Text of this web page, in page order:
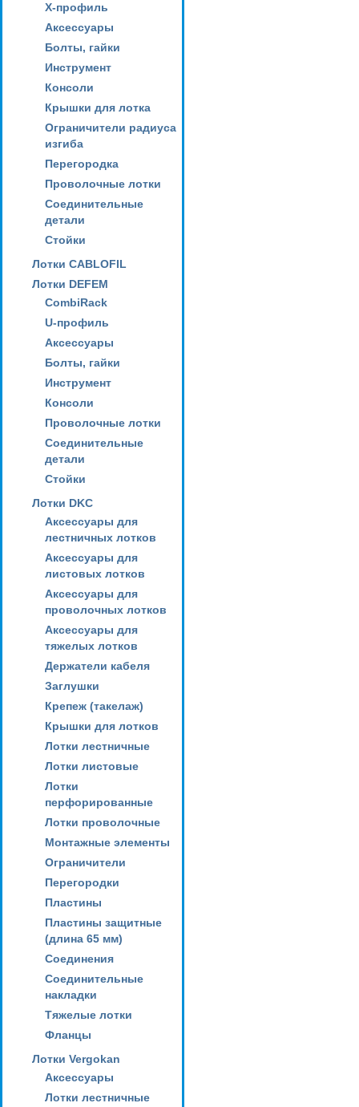
X-профиль
Аксессуары
Болты, гайки
Инструмент
Консоли
Крышки для лотка
Ограничители радиуса
изгиба
Перегородка
Проволочные лотки
Соединительные
детали
Стойки
Лотки CABLOFIL
Лотки DEFEM
CombiRack
U-профиль
Аксессуары
Болты, гайки
Инструмент
Консоли
Проволочные лотки
Соединительные
детали
Стойки
Лотки DKC
Аксессуары для
лестничных лотков
Аксессуары для
листовых лотков
Аксессуары для
проволочных лотков
Аксессуары для
тяжелых лотков
Держатели кабеля
Заглушки
Крепеж (такелаж)
Крышки для лотков
Лотки лестничные
Лотки листовые
Лотки
перфорированные
Лотки проволочные
Монтажные элементы
Ограничители
Перегородки
Пластины
Пластины защитные
(длина 65 мм)
Соединения
Соединительные
накладки
Тяжелые лотки
Фланцы
Лотки Vergokan
Аксессуары
Лотки лестничные